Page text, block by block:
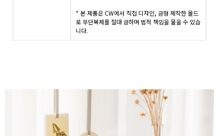
* 본 제품은 CW에서 직접 디자인, 금형 제작한 몰드
로 무단복제를 절대 금하며 법적 책임을 물을 수 있습
니다.